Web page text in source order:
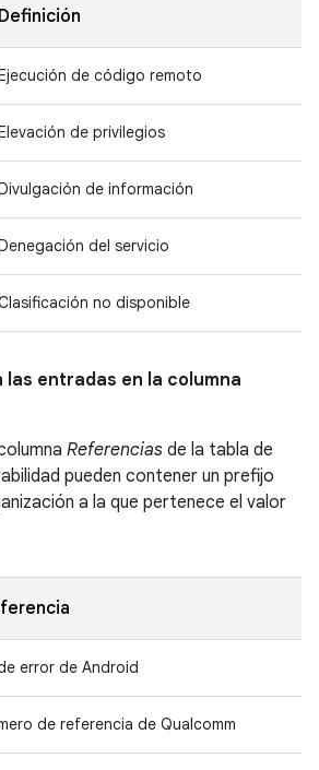
Definición
de código remoto
de privilegios
de información
del servicio
no disponible
las entradas en la columna
Referencias de la tabla de
pueden contener un prefijo
a la que pertenece el valor
error de Android
de referencia de Qualcomm